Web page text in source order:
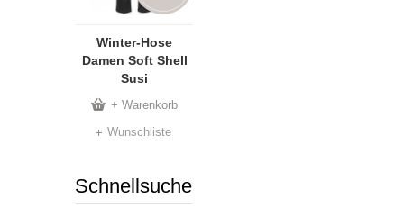
Winter-Hose
Damen Soft Shell
Susi
+ Warenkorb
Wunschliste
Schnellsuche